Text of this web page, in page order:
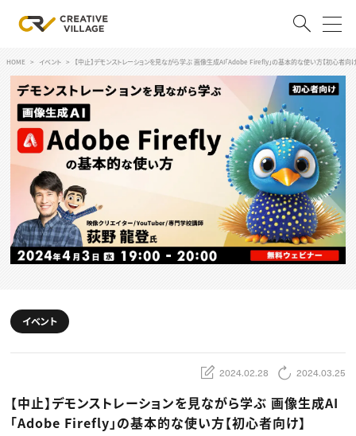
ログイン 会員登録
クリエイター求人を探す
CREATIVE JOB求人検索
特集求人
採用説明会
転職支援サービス
CONTENTS
スキルアップしたい！ トップ
デザイン
動画配信・映像制作
ディレクション
業界解説・キャリア事情
お役立ち基礎知識
TOP Creator’s コラム
ゲームクリエイター
映像クリエイター
マーケッター
ニュース・トレンド
HOME イベント 【中止】デモンストレーションを見ながら学ぶ 画像生成AI「Adobe Firefly」の基本的な使い方【初心者向
イベント
2024.02.28 2024.03.25
【中止】デモンストレーションを見ながら学ぶ 画像生成AI
「Adobe Firefly」の基本的な使い方【初心者向け】